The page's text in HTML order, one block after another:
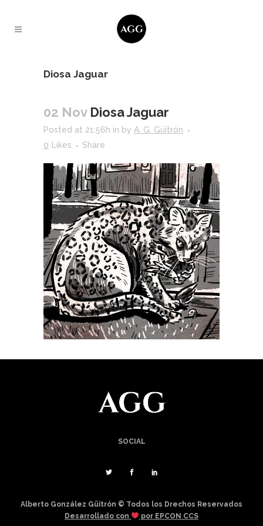
Diosa Jaguar
02 NovDiosa Jaguar
Posted at 21:56h in by A. G. Güitrón
0
Likes Share
SOCIAL
Alberto González Güitrón © Todos los Drechos Reservados
Desarrollado con
por EPCON CCS